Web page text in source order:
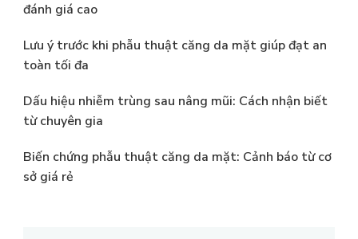
đánh giá cao
Lưu ý trước khi phẫu thuật căng da mặt giúp đạt an
toàn tối đa
Dấu hiệu nhiễm trùng sau nâng mũi: Cách nhận biết
từ chuyên gia
Biến chứng phẫu thuật căng da mặt: Cảnh báo từ cơ
sở giá rẻ